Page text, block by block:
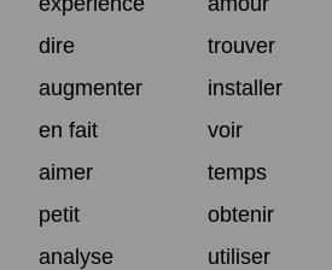
dire
trouver
augmenter
installer
en fait
voir
aimer
temps
petit
obtenir
analyse
utiliser